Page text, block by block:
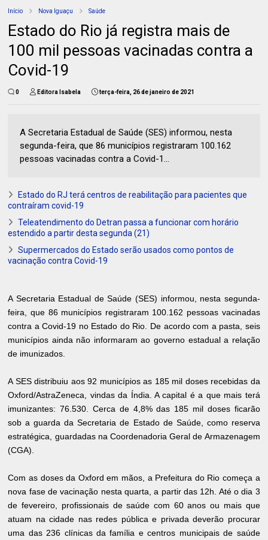
Início Nova Iguaçu Saúde
Estado do Rio já registra mais de
100 mil pessoas vacinadas contra a
Covid-19
0 Editora Isabela terça-feira, 26 de janeiro de 2021
A Secretaria Estadual de Saúde (SES) informou, nesta
segunda-feira, que 86 municípios registraram 100.162
pessoas vacinadas contra a Covid-1...
Estado do RJ terá centros de reabilitação para pacientes que
contraíram covid-19
Teleatendimento do Detran passa a funcionar com horário
estendido a partir desta segunda (21)
Supermercados do Estado serão usados como pontos de
vacinação contra Covid-19
A Secretaria Estadual de Saúde (SES) informou, nesta segunda-
feira, que 86 municípios registraram 100.162 pessoas vacinadas
contra a Covid-19 no Estado do Rio. De acordo com a pasta, seis
municípios ainda não informaram ao governo estadual a relação
de imunizados.
A SES distribuiu aos 92 municípios as 185 mil doses recebidas da
Oxford/AstraZeneca, vindas da Índia. A capital é a que mais terá
imunizantes: 76.530. Cerca de 4,8% das 185 mil doses ficarão
sob a guarda da Secretaria de Estado de Saúde, como reserva
estratégica, guardadas na Coordenadoria Geral de Armazenagem
(CGA).
Com as doses da Oxford em mãos, a Prefeitura do Rio começa a
nova fase de vacinação nesta quarta, a partir das 12h. Até o dia 3
de fevereiro, profissionais de saúde com 60 anos ou mais que
atuam na cidade nas redes pública e privada deverão procurar
uma das 236 clínicas da família e centros municipais de saúde